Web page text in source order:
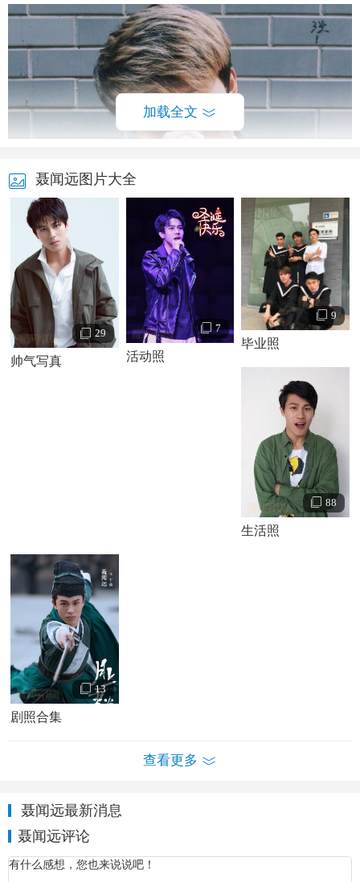
聂闻远个人资料简介 聂闻远写真照
聂闻远演艺经历：
2011年，与刘岳、
杜憬仪等联合主演励志题材电影《十五岁
的笑脸》，在剧中饰演武斌。该影片获得第9届美国圣地亚哥
国际儿童电影节最佳故事片奖。
2016年7月，与李东学、张芷溪
、高钧贤等联合主演的大型传
奇历史电视剧《
等联合主演的青春励志偶
2019年11月，与窦晨光、吕绍聪等联合主演现实题材短剧
《星座不求人之合租记》，在剧中饰演能说会道、风格多
等联合主演新古典武侠情感大
》在爱奇艺、优酷、腾讯视频正式开播在剧中
饰演华山派大弟子丰漠。
聂闻远个人资料简介 聂闻远古装剧照
聂闻远媒体评价：
在《月上重火》中，聂闻远在演绎“丰漠”这个角色时，把丰
加载全文
聂闻远图片大全
29
帅气写真
7
活动照
9
毕业照
88
生活照
13
剧照合集
查看更多
聂闻远最新消息
聂闻远评论